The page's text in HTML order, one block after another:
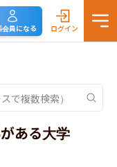
会員になる ログイン
ある大学